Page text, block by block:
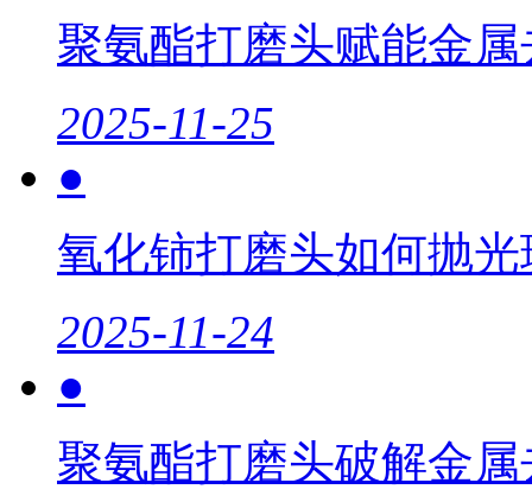
聚氨酯打磨头赋能金
2025-11-25
●
氧化铈打磨头如何抛
2025-11-24
●
聚氨酯打磨头破解金